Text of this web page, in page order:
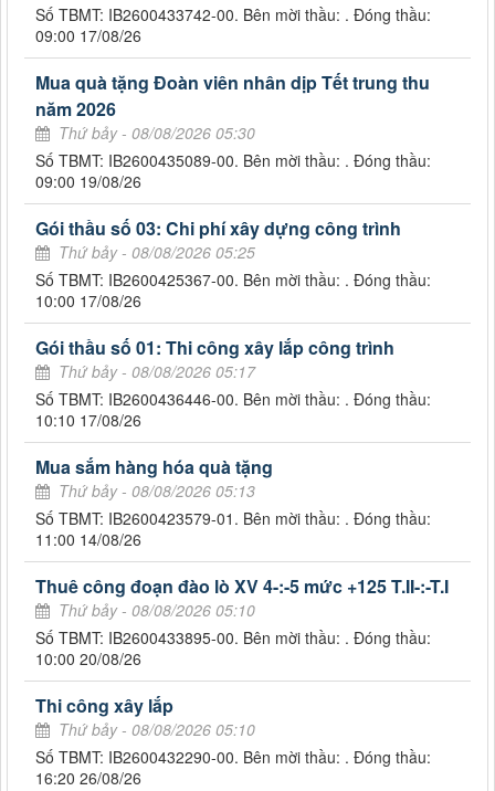
Số TBMT: IB2600433742-00. Bên mời thầu: . Đóng thầu:
09:00 17/08/26
Mua quà tặng Đoàn viên nhân dịp Tết trung thu
năm 2026
Thứ bảy - 08/08/2026 05:30
Số TBMT: IB2600435089-00. Bên mời thầu: . Đóng thầu:
09:00 19/08/26
Gói thầu số 03: Chi phí xây dựng công trình
Thứ bảy - 08/08/2026 05:25
Số TBMT: IB2600425367-00. Bên mời thầu: . Đóng thầu:
10:00 17/08/26
Gói thầu số 01: Thi công xây lắp công trình
Thứ bảy - 08/08/2026 05:17
Số TBMT: IB2600436446-00. Bên mời thầu: . Đóng thầu:
10:10 17/08/26
Mua sắm hàng hóa quà tặng
Thứ bảy - 08/08/2026 05:13
Số TBMT: IB2600423579-01. Bên mời thầu: . Đóng thầu:
11:00 14/08/26
Thuê công đoạn đào lò XV 4-:-5 mức +125 T.II-:-T.I
Thứ bảy - 08/08/2026 05:10
Số TBMT: IB2600433895-00. Bên mời thầu: . Đóng thầu:
10:00 20/08/26
Thi công xây lắp
Thứ bảy - 08/08/2026 05:10
Số TBMT: IB2600432290-00. Bên mời thầu: . Đóng thầu:
16:20 26/08/26